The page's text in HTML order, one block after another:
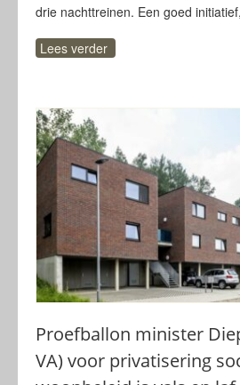
drie nachttreinen. Een goed initiatief,
Lees verder
Proefballon minister
VA) voor privatisering